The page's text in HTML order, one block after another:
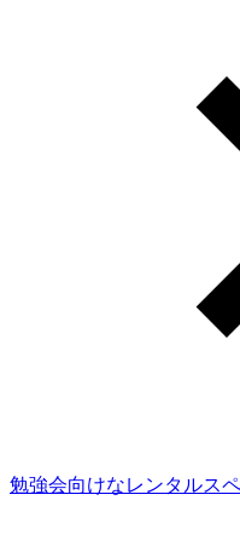
勉強会向けなレンタルス